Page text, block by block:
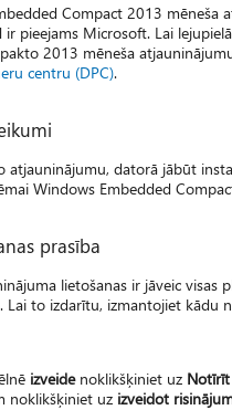
Compact 2013 mēneša
pieejams Microsoft. Lai
2013 mēneša
centru (DPC).
atjauninājumu, datorā jābūt
Windows Embedded
prasība
lietošanas ir jāveic visas
Lai to izdarītu, izmantojiet kādu
izveidenoklikšķiniet uz
noklikšķiniet uz izveidot